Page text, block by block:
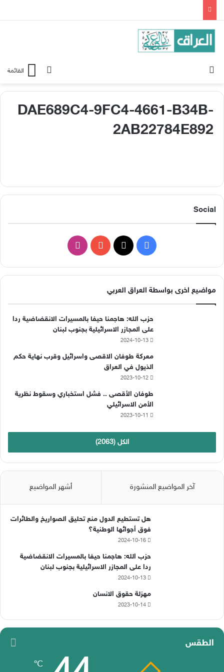
القائمةبحث عن
DAE689C4-9FC4-4661-B34B-
2AB22784E892
Social
ي
س
ب
و
ك
X
Y
u
T
ن
ت
ق
مواضيع اخرى بواسطة العراق العربي
حزب الله: هاجمنا حيفا بالمسيرات الانقضاضية ردا
على المجازر الاسرائيلية بجنوب لبنان
2024-10-13
معركة طوفان الاقصى واسرائيل وقرب نهاية حكم
الذيول في العراق
2023-10-12
طوفان الأقصى .. فشل استخباري وسقوط نظرية
الأمن الاسرائيلي
2023-10-11
الكل (2063)
آخر المواضيع المنشورة أشهر المواضيع
هل تستطيع الدول منع تحليق الصواريخ والطائرات
فوق أجوائها الوطنية؟
2024-10-16
حزب الله: هاجمنا حيفا بالمسيرات الانقضاضية
ردا على المجازر الاسرائيلية بجنوب لبنان
2024-10-13
مهزلة حقوق الانسان
2023-10-14
الطقس
℃